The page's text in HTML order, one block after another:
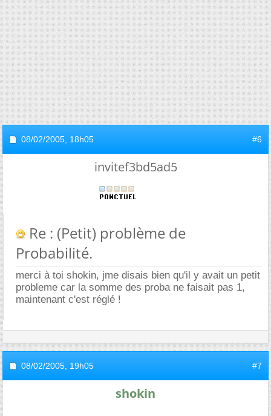
08/02/2005, 18h05 #6
invitef3bd5ad5
Re : (Petit) problème de
Probabilité.
merci à toi shokin, jme disais bien qu'il y avait un petit
probleme car la somme des proba ne faisait pas 1,
maintenant c'est réglé !
08/02/2005, 19h05 #7
shokin